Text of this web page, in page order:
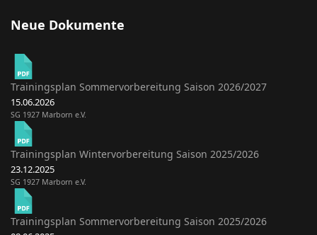
Neue Dokumente
Trainingsplan Sommervorbereitung Saison 2026/2027
15.06.2026
SG 1927 Marborn e.V.
Trainingsplan Wintervorbereitung Saison 2025/2026
23.12.2025
SG 1927 Marborn e.V.
Trainingsplan Sommervorbereitung Saison 2025/2026